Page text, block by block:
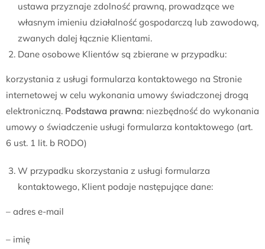
ustawa przyznaje zdolność prawną, prowadzące we
własnym imieniu działalność gospodarczą lub zawodową,
zwanych dalej łącznie Klientami.
Dane osobowe Klientów są zbierane w przypadku:
korzystania z usługi formularza kontaktowego na Stronie
internetowej w celu wykonania umowy świadczonej drogą
elektroniczną. Podstawa prawna: niezbędność do wykonania
umowy o świadczenie usługi formularza kontaktowego (art.
6 ust. 1 lit. b RODO)
W przypadku skorzystania z usługi formularza
kontaktowego, Klient podaje następujące dane:
– adres e-mail
– imię